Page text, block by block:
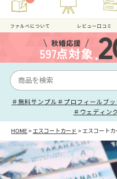
ファルべについて レビュー口コミ
＃無料サンプル ＃プロフィールブッ
＃ウェディン
HOME エスコートカード エスコートカ